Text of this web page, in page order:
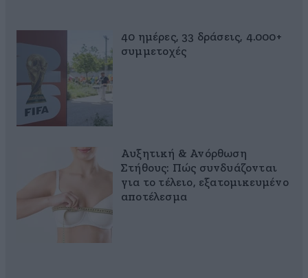
40 ημέρες, 33 δράσεις, 4.000+
συμμετοχές
Αυξητική & Ανόρθωση
Στήθους: Πώς συνδυάζονται
για το τέλειο, εξατομικευμένο
αποτέλεσμα